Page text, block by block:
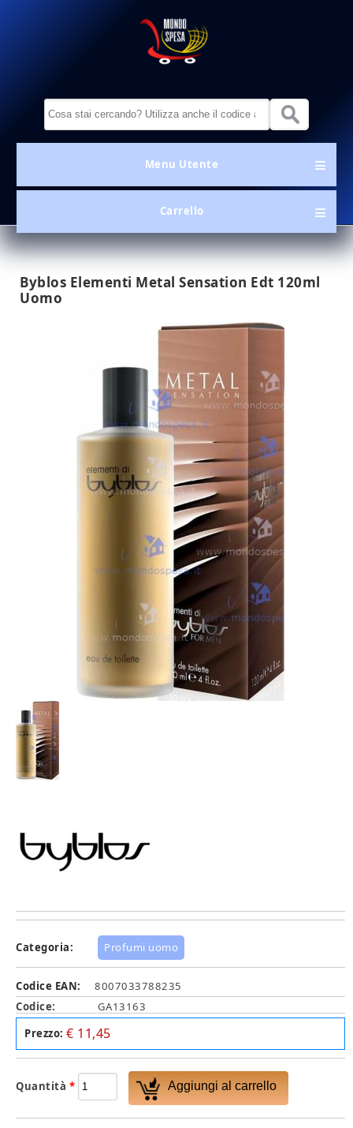
MondoSpesa.it
Form di ricerca
Menu Utente
Carrello
Byblos Elementi Metal Sensation Edt 120ml
Uomo
Categoria: Profumi uomo
Codice EAN:
8007033788235
Codice:
GA13163
Prezzo: € 11,45
Quantità *